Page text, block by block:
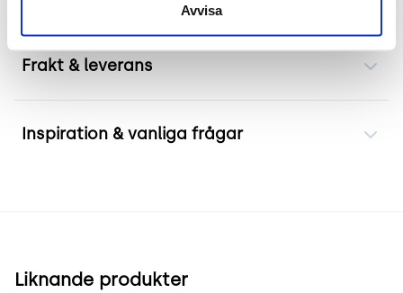
Avvisa
Frakt & leverans
Inspiration & vanliga frågar
Liknande produkter